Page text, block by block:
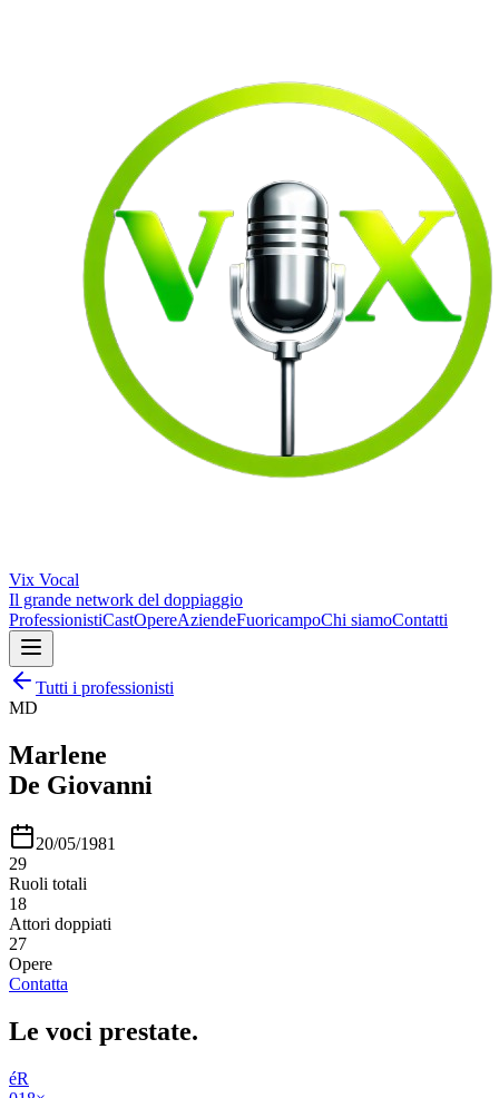
Vix Vocal
Il grande network del doppiaggio
ProfessionistiCastOpereAziendeFuoricampoChi siamoContatti
Tutti i professionisti
MD
Marlene
De Giovanni
20/05/1981
29
Ruoli totali
18
Attori doppiati
27
Opere
Contatta
Le voci prestate.
éR